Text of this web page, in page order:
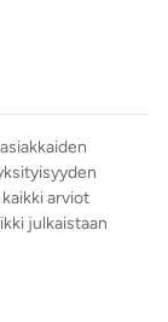
kokoasi
ylläsi.
10%
arviot
julkaistaan